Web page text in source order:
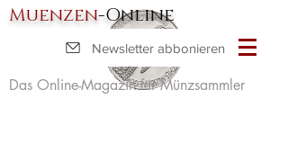
Muenzen-Online
Das Online-Magazin für Münzsammler
Newsletter abbonieren